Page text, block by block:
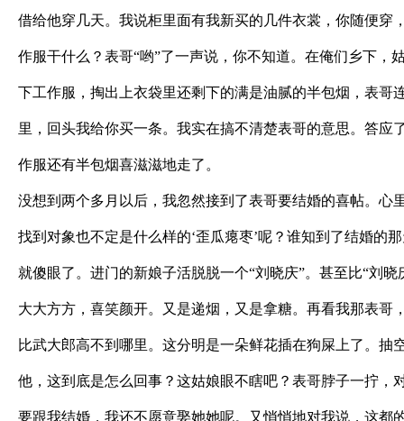
借给他穿几天。我说柜里面有我新买的几件衣裳，你随便穿
作服干什么？表哥“哟”了一声说，你不知道。在俺们乡下，
下工作服，掏出上衣袋里还剩下的满是油腻的半包烟，表哥
里，回头我给你买一条。我实在搞不清楚表哥的意思。答应
作服还有半包烟喜滋滋地走了。
没想到两个多月以后，我忽然接到了表哥要结婚的喜帖。心
找到对象也不定是什么样的‘歪瓜瘪枣’呢？谁知到了结婚的
就傻眼了。进门的新娘子活脱脱一个“刘晓庆”。甚至比“刘
大大方方，喜笑颜开。又是递烟，又是拿糖。再看我那表哥
比武大郎高不到哪里。这分明是一朵鲜花插在狗屎上了。抽
他，这到底是怎么回事？这姑娘眼不瞎吧？表哥脖子一拧，
要跟我结婚，我还不愿意娶她她呢。又悄悄地对我说，这都